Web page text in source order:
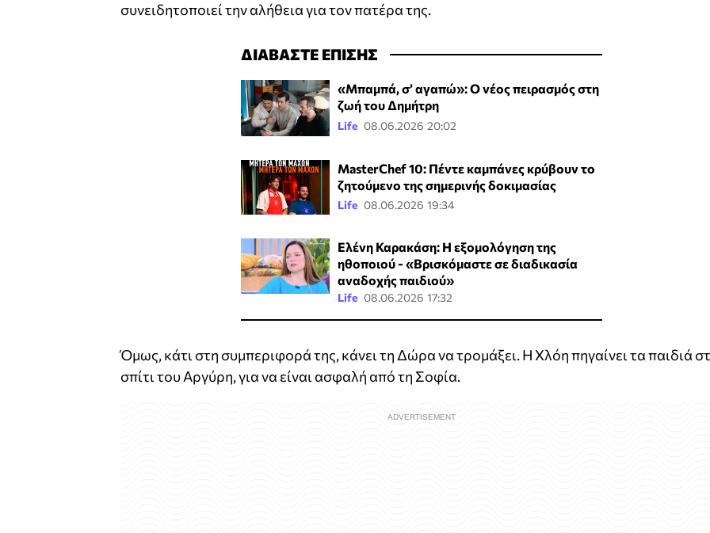
συνειδητοποιεί την αλήθεια για τον πατέρα της.
ΔΙΑΒΑΣΤΕ ΕΠΙΣΗΣ
«Μπαμπά, σ’ αγαπώ»: Ο νέος πειρασμός στη
ζωή του Δημήτρη
Life 08.06.2026 20:02
MasterChef 10: Πέντε καμπάνες κρύβουν το
ζητούμενο της σημερινής δοκιμασίας
Life 08.06.2026 19:34
Ελένη Καρακάση: Η εξομολόγηση της
ηθοποιού - «Βρισκόμαστε σε διαδικασία
αναδοχής παιδιού»
Life 08.06.2026 17:32
Όμως, κάτι στη συμπεριφορά της, κάνει τη Δώρα να τρομάξει. Η Χλόη πηγαίνει τα παιδιά
σπίτι του Αργύρη, για να είναι ασφαλή από τη Σοφία.